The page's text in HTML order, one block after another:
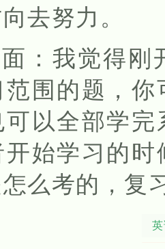
去努力。
：我觉得刚
围的题，
可以全部学
始学习的
么考的，复